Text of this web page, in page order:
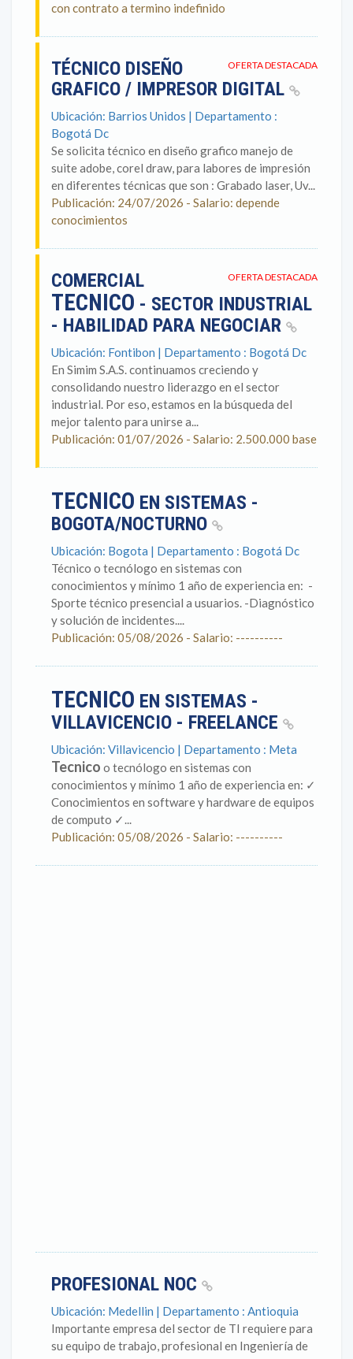
con contrato a termino indefinido
OFERTA DESTACADA
TÉCNICO DISEÑO
GRAFICO / IMPRESOR DIGITAL
Ubicación: Barrios Unidos | Departamento :
Bogotá Dc
Se solicita técnico en diseño grafico manejo de
suite adobe, corel draw, para labores de impresión
en diferentes técnicas que son : Grabado laser, Uv...
Publicación: 24/07/2026 - Salario: depende
conocimientos
OFERTA DESTACADA
COMERCIAL
TECNICO - SECTOR INDUSTRIAL
- HABILIDAD PARA NEGOCIAR
Ubicación: Fontibon | Departamento : Bogotá Dc
En Simim S.A.S. continuamos creciendo y
consolidando nuestro liderazgo en el sector
industrial. Por eso, estamos en la búsqueda del
mejor talento para unirse a...
Publicación: 01/07/2026 - Salario: 2.500.000 base
TECNICO EN SISTEMAS -
BOGOTA/NOCTURNO
Ubicación: Bogota | Departamento : Bogotá Dc
Técnico o tecnólogo en sistemas con
conocimientos y mínimo 1 año de experiencia en: ​ -
Sporte técnico presencial a usuarios. -Diagnóstico
y solución de incidentes....
Publicación: 05/08/2026 - Salario: ----------
TECNICO EN SISTEMAS -
VILLAVICENCIO - FREELANCE
Ubicación: Villavicencio | Departamento : Meta
Tecnico o tecnólogo en sistemas con
conocimientos y mínimo 1 año de experiencia en: ✓
Conocimientos en software y hardware de equipos
de computo ✓...
Publicación: 05/08/2026 - Salario: ----------
PROFESIONAL NOC
Ubicación: Medellin | Departamento : Antioquia
Importante empresa del sector de TI requiere para
su equipo de trabajo, profesional en Ingeniería de